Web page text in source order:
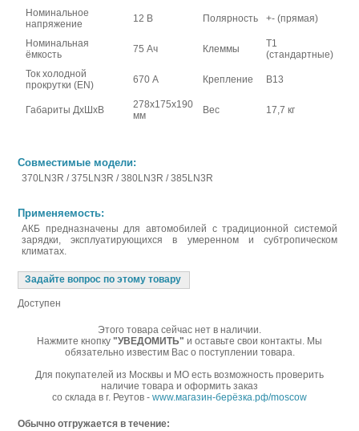
Номинальное
напряжение
12 В Полярность +- (прямая)
Номинальная
ёмкость
75 Ач Клеммы
Т1
(стандартные)
Ток холодной
прокрутки (EN)
670 А Крепление В13
Габариты ДхШхВ
278x175x190
мм
Вес 17,7 кг
Совместимые модели:
370LN3R / 375LN3R / 380LN3R / 385LN3R
Применяемость:
АКБ предназначены для автомобилей с традиционной системой
зарядки, эксплуатирующихся в умеренном и субтропическом
климатах.
Задайте вопрос по этому товару
Доступен
Этого товара сейчас нет в наличии.
Нажмите кнопку "УВЕДОМИТЬ" и оставьте свои контакты. Мы
обязательно известим Вас о поступлении товара.
Для покупателей из Москвы и МО есть возможность проверить
наличие товара и оформить заказ
со склада в г. Реутов - www.магазин-берёзка.рф/moscow
Обычно отгружается в течение: